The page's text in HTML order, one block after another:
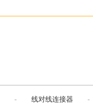
- 线对线连接器 -